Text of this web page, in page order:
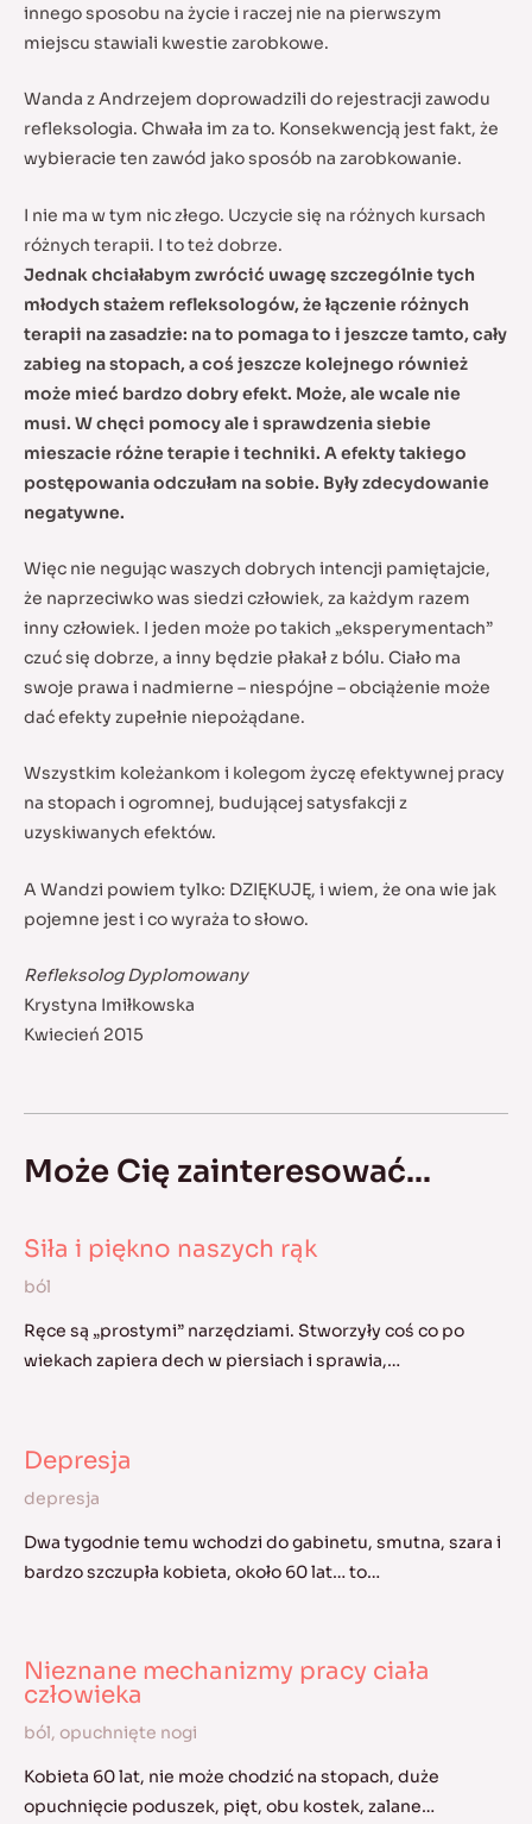
innego sposobu na życie i raczej nie na pierwszym
miejscu stawiali kwestie zarobkowe.
Wanda z Andrzejem doprowadzili do rejestracji zawodu
refleksologia. Chwała im za to. Konsekwencją jest fakt, że
wybieracie ten zawód jako sposób na zarobkowanie.
I nie ma w tym nic złego. Uczycie się na różnych kursach
różnych terapii. I to też dobrze.
Jednak chciałabym zwrócić uwagę szczególnie tych
młodych stażem refleksologów, że łączenie różnych
terapii na zasadzie: na to pomaga to i jeszcze tamto, cały
zabieg na stopach, a coś jeszcze kolejnego również
może mieć bardzo dobry efekt. Może, ale wcale nie
musi. W chęci pomocy ale i sprawdzenia siebie
mieszacie różne terapie i techniki. A efekty takiego
postępowania odczułam na sobie. Były zdecydowanie
negatywne.
Więc nie negując waszych dobrych intencji pamiętajcie,
że naprzeciwko was siedzi człowiek, za każdym razem
inny człowiek. I jeden może po takich „eksperymentach”
czuć się dobrze, a inny będzie płakał z bólu. Ciało ma
swoje prawa i nadmierne – niespójne – obciążenie może
dać efekty zupełnie niepożądane.
Wszystkim koleżankom i kolegom życzę efektywnej pracy
na stopach i ogromnej, budującej satysfakcji z
uzyskiwanych efektów.
A Wandzi powiem tylko: DZIĘKUJĘ, i wiem, że ona wie jak
pojemne jest i co wyraża to słowo.
Refleksolog Dyplomowany
Krystyna Imiłkowska
Kwiecień 2015
Może Cię zainteresować...
Siła i piękno naszych rąk
ból
Ręce są „prostymi” narzędziami. Stworzyły coś co po
wiekach zapiera dech w piersiach i sprawia,…
Depresja
depresja
Dwa tygodnie temu wchodzi do gabinetu, smutna, szara i
bardzo szczupła kobieta, około 60 lat… to…
Nieznane mechanizmy pracy ciała
człowieka
ból, opuchnięte nogi
Kobieta 60 lat, nie może chodzić na stopach, duże
opuchnięcie poduszek, pięt, obu kostek, zalane…